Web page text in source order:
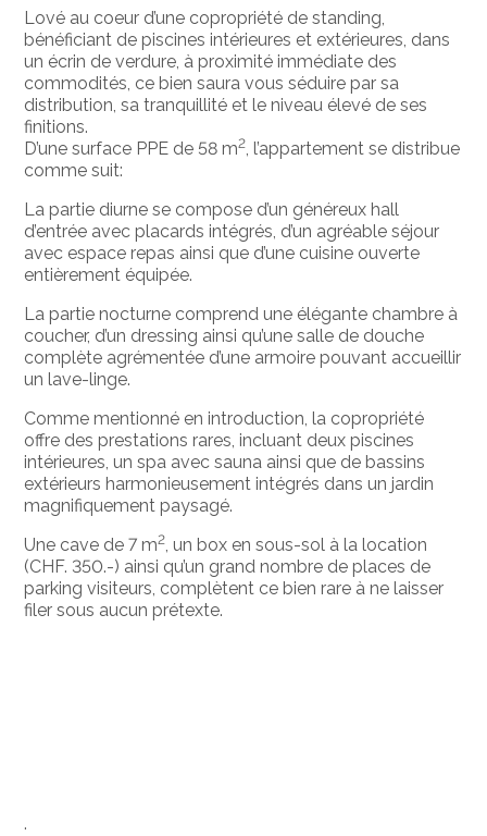
Lové au coeur d’une copropriété de standing,
bénéficiant de piscines intérieures et extérieures, dans
un écrin de verdure, à proximité immédiate des
commodités, ce bien saura vous séduire par sa
distribution, sa tranquillité et le niveau élevé de ses
finitions.
D’une surface PPE de 58 m2, l’appartement se distribue
comme suit:
La partie diurne se compose d’un généreux hall
d’entrée avec placards intégrés, d’un agréable séjour
avec espace repas ainsi que d’une cuisine ouverte
entièrement équipée.
La partie nocturne comprend une élégante chambre à
coucher, d’un dressing ainsi qu’une salle de douche
complète agrémentée d’une armoire pouvant accueillir
un lave-linge.
Comme mentionné en introduction, la copropriété
offre des prestations rares, incluant deux piscines
intérieures, un spa avec sauna ainsi que de bassins
extérieurs harmonieusement intégrés dans un jardin
magnifiquement paysagé.
Une cave de 7 m2, un box en sous-sol à la location
(CHF. 350.-) ainsi qu’un grand nombre de places de
parking visiteurs, complètent ce bien rare à ne laisser
filer sous aucun prétexte.
.